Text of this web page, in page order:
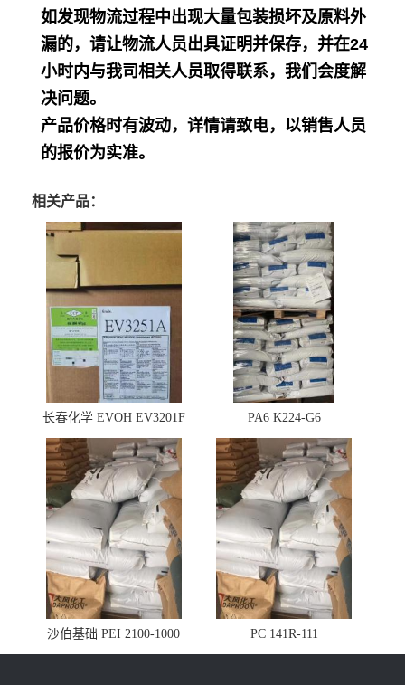
如发现物流过程中出现大量包装损坏及原料外
漏的，请让物流人员出具证明并保存，并在24
小时内与我司相关人员取得联系，我们会度解
决问题。
产品价格时有波动，详情请致电，以销售人员
的报价为实准。
相关产品：
长春化学 EVOH EV3201F PA6 K224-G6
沙伯基础 PEI 2100-1000 PC 141R-111